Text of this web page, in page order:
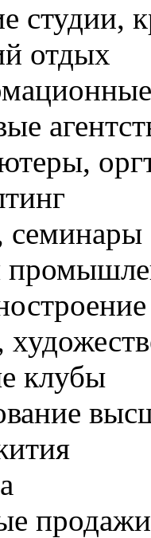
студии,
отдых
семинары
клубы
продажи